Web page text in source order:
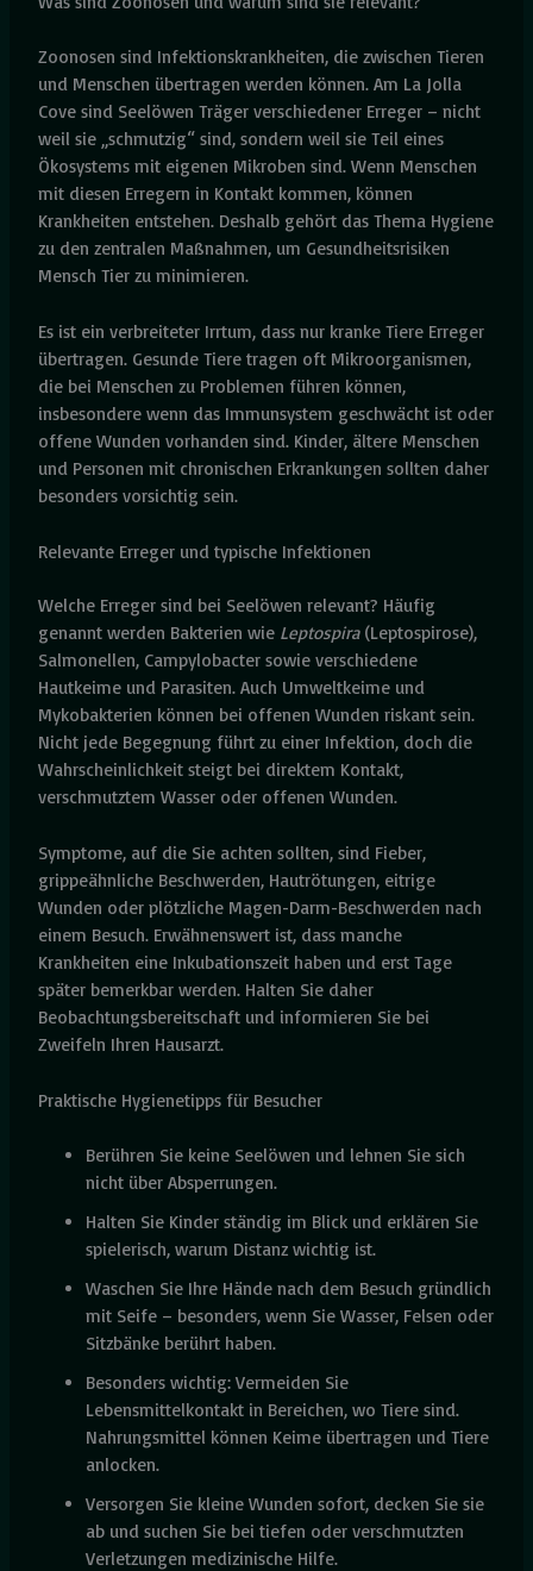
Zoonosen sind Infektionskrankheiten, die zwischen Tieren
und Menschen übertragen werden können. Am La Jolla
Cove sind Seelöwen Träger verschiedener Erreger – nicht
weil sie „schmutzig“ sind, sondern weil sie Teil eines
Ökosystems mit eigenen Mikroben sind. Wenn Menschen
mit diesen Erregern in Kontakt kommen, können
Krankheiten entstehen. Deshalb gehört das Thema Hygiene
zu den zentralen Maßnahmen, um Gesundheitsrisiken
Mensch Tier zu minimieren.
Es ist ein verbreiteter Irrtum, dass nur kranke Tiere Erreger
übertragen. Gesunde Tiere tragen oft Mikroorganismen,
die bei Menschen zu Problemen führen können,
insbesondere wenn das Immunsystem geschwächt ist oder
offene Wunden vorhanden sind. Kinder, ältere Menschen
und Personen mit chronischen Erkrankungen sollten daher
besonders vorsichtig sein.
Relevante Erreger und typische Infektionen
Welche Erreger sind bei Seelöwen relevant? Häufig
genannt werden Bakterien wie Leptospira(Leptospirose),
Salmonellen, Campylobacter sowie verschiedene
Hautkeime und Parasiten. Auch Umweltkeime und
Mykobakterien können bei offenen Wunden riskant sein.
Nicht jede Begegnung führt zu einer Infektion, doch die
Wahrscheinlichkeit steigt bei direktem Kontakt,
verschmutztem Wasser oder offenen Wunden.
Symptome, auf die Sie achten sollten, sind Fieber,
grippeähnliche Beschwerden, Hautrötungen, eitrige
Wunden oder plötzliche Magen-Darm-Beschwerden nach
einem Besuch. Erwähnenswert ist, dass manche
Krankheiten eine Inkubationszeit haben und erst Tage
später bemerkbar werden. Halten Sie daher
Beobachtungsbereitschaft und informieren Sie bei
Zweifeln Ihren Hausarzt.
Praktische Hygienetipps für Besucher
Berühren Sie keine Seelöwen und lehnen Sie sich
nicht über Absperrungen.
Halten Sie Kinder ständig im Blick und erklären Sie
spielerisch, warum Distanz wichtig ist.
Waschen Sie Ihre Hände nach dem Besuch gründlich
mit Seife – besonders, wenn Sie Wasser, Felsen oder
Sitzbänke berührt haben.
Besonders wichtig: Vermeiden Sie
Lebensmittelkontakt in Bereichen, wo Tiere sind.
Nahrungsmittel können Keime übertragen und Tiere
anlocken.
Versorgen Sie kleine Wunden sofort, decken Sie sie
ab und suchen Sie bei tiefen oder verschmutzten
Verletzungen medizinische Hilfe.